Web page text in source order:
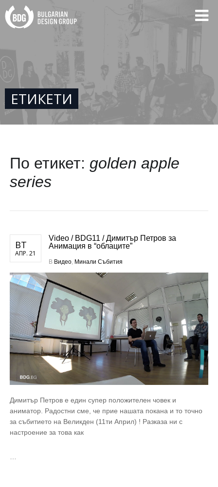
ЕТИКЕТИ
По етикет: golden apple
series
ВТ
АПР. 21
Video / BDG11 / Димитър Петров за
Анимация в “облаците”
В Видео, Минали Събития
Димитър Петров е един супер положителен човек и
аниматор. Радостни сме, че прие нашата покана и то точно
за събитието на Великден (11ти Април) ! Разказа ни с
настроение за това как